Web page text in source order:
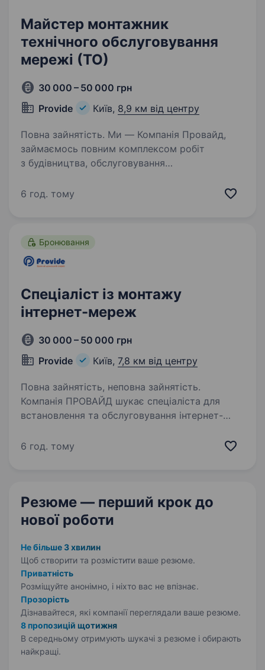
Майстер монтажник
технічного обслуговування
мережі (ТО)
30 000 – 50 000 грн
Provide
Київ, 8,9 км від центру
Повна зайнятість. Ми — Компанія Провайд,
займаємось повним комплексом робіт
з будівництва, обслуговування
Серед наших клієнтів є лідери
6 год. тому
Бронювання
Спеціаліст із монтажу
інтернет-мереж
30 000 – 50 000 грн
Provide
Київ, 7,8 км від центру
Повна зайнятість, неповна зайнятість.
Компанія ПРОВАЙД шукає спеціаліста для
встановлення та обслуговування інтернет-
як досвідченим професіоналам, так і
6 год. тому
Резюме — перший крок до
нової роботи
Не більше 3 хвилин
Щоб створити та розмістити ваше резюме.
Приватність
Розміщуйте анонімно, і ніхто вас не впізнає.
Прозорість
Дізнавайтеся, які компанії переглядали ваше резюме.
8 пропозицій щотижня
В середньому отримують шукачі з резюме і обирають
найкращі.